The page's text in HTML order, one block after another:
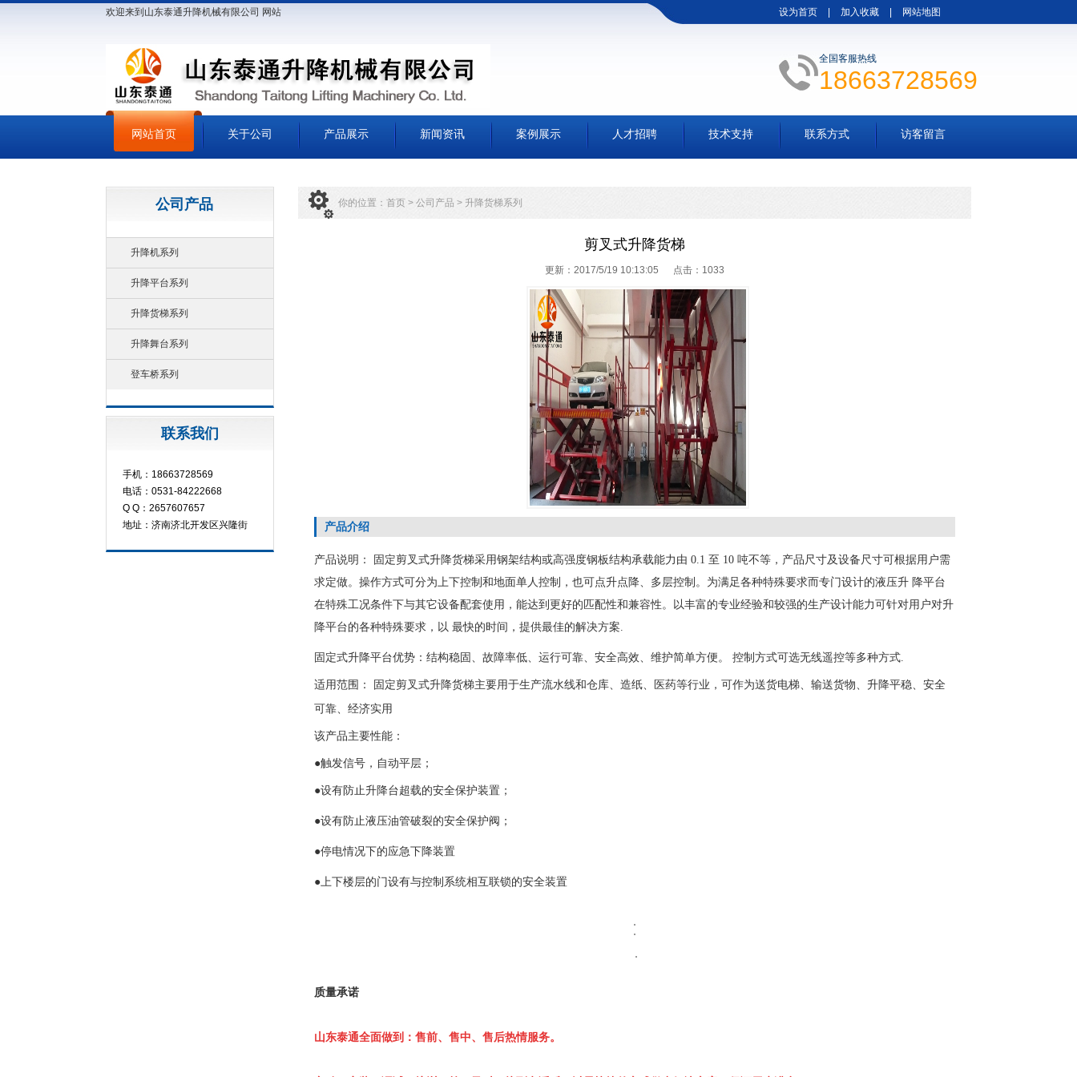
欢迎来到山东泰通升降机械有限公司 网站 设为首页 加入收藏 网站地图
全国客服热线
18663728569
网站首页 关于公司 产品展示 新闻资讯 案例展示 人才招聘 技术支持 联系方式 访客留言
公司产品
升降机系列
升降平台系列
升降货梯系列
升降舞台系列
登车桥系列
联系我们
手机：18663728569
电话：0531-84222668
Q Q：2657607657
地址：济南济北开发区兴隆街
你的位置： 首页 > 公司产品 > 升降货梯系列
剪叉式升降货梯
更新：2017/5/19 10:13:05 点击： 1033
产品介绍
产品说明： 固定剪叉式升降货梯采用钢架结构或高强度钢板结构承载能力由 0.1 至 10 吨不等，产品尺寸及设备尺寸可根据用户需
求定做。操作方式可分为上下控制和地面单人控制，也可点升点降、多层控制。为满足各种特殊要求而专门设计的液压升 降平台
在特殊工况条件下与其它设备配套使用，能达到更好的匹配性和兼容性。以丰富的专业经验和较强的生产设计能力可针对用户对升
降平台的各种特殊要求，以 最快的时间，提供最佳的解决方案.
固定式升降平台优势：结构稳固、故障率低、运行可靠、安全高效、维护简单方便。 控制方式可选无线遥控等多种方式.
适用范围： 固定剪叉式升降货梯主要用于生产流水线和仓库、造纸、医药等行业，可作为送货电梯、输送货物、升降平稳、安全
可靠、经济实用
该产品主要性能：
●触发信号，自动平层；
●设有防止升降台超载的安全保护装置；
●设有防止液压油管破裂的安全保护阀；
●停电情况下的应急下降装置
●上下楼层的门设有与控制系统相互联锁的安全装置
质量承诺
山东泰通全面做到：售前、售中、售后热情服务。